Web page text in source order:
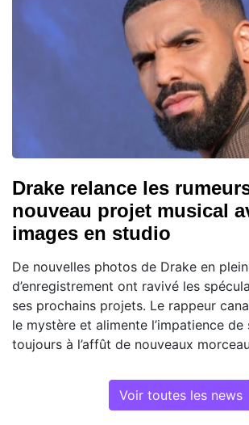
Drake relance les
nouveau projet musical
images en studio
De nouvelles photos de Drake en
d’enregistrement ont ravivé les
ses prochains projets. Le rappeur
le mystère et alimente l’impatience de
toujours à l’affût de nouveaux
Voir toutes les news